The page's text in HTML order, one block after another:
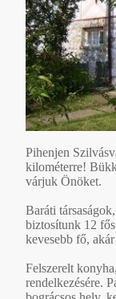
Pihenjen
kilométerre!
várjuk Önöket.
Baráti
biztosítunk 12
kevesebb fő,
Felszerelt
rendelkezésére.